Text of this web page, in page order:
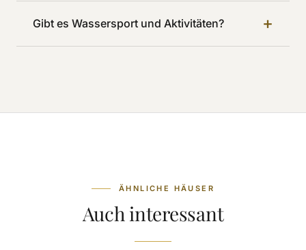
Gibt es Wassersport und Aktivitäten? +
ÄHNLICHE HÄUSER
Auch interessant